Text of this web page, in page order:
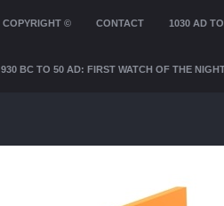
COPYRIGHT © CONTACT 1030 AD
930 BC TO 50 AD: FIRST WATCH OF THE